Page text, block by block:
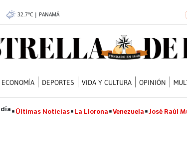
32.7°C | PANAMÁ
ECONOMÍA DEPORTES VIDA Y CULTURA OPINIÓN
Últimas Noticias La Llorona Venezuela José Raúl